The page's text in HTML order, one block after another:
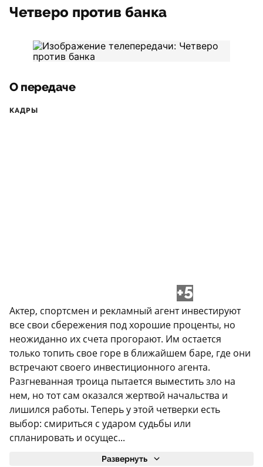
Четверо против банка
О передаче
КАДРЫ
+5
Актер, спортсмен и рекламный агент инвестируют
все свои сбережения под хорошие проценты, но
неожиданно их счета прогорают. Им остается
только топить свое горе в ближайшем баре, где они
встречают своего инвестиционного агента.
Разгневанная троица пытается выместить зло на
нем, но тот сам оказался жертвой начальства и
лишился работы. Теперь у этой четверки есть
выбор: смириться с ударом судьбы или
спланировать и осущес...
Развернуть